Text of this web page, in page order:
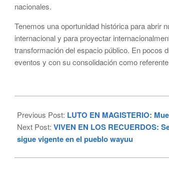
nacionales.
Tenemos una oportunidad histórica para abrir
internacional y para proyectar
transformación del espacio público. En pocos
eventos y con su consolidación como
06-
25
Previous Post: LUTO EN MAGISTERIO:
Next Post: VIVEN EN LOS RECUERDOS:
sigue vigente en el pueblo wayuu